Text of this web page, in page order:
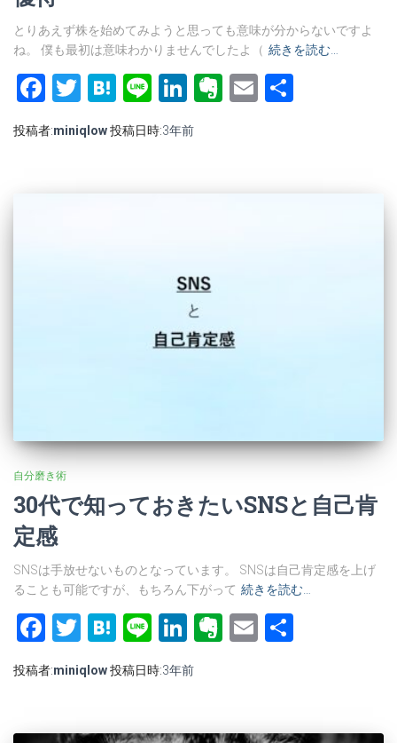
とりあえず株を始めてみようと思っても意味が分からないですよ
ね。 僕も最初は意味わかりませんでしたよ（ 続きを読む…
Facebook
Twitter
Hatena
LineLinkedIn
Evernote
Email
投稿者:miniqlow投稿日時:3年前
自分磨き術
30代で知っておきたいSNSと自己肯
定感
SNSは手放せないものとなっています。 SNSは自己肯定感を上げ
ることも可能ですが、もちろん下がって 続きを読む…
Facebook
Twitter
Hatena
LineLinkedIn
Evernote
Email
投稿者:miniqlow投稿日時:3年前